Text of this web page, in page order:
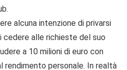
alcuna intenzione di privarsi
cedere alle richieste del suo
a 10 milioni di euro con
rendimento personale. In realtà